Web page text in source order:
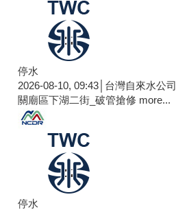
停水
2026-08-10, 09:43│台灣自來水公司
關廟區下湖二街_破管搶修 more...
停水